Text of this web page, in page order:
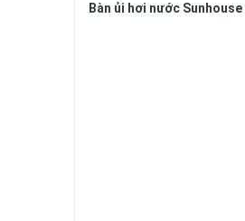
Bàn ủi hơi nước Sunhouse